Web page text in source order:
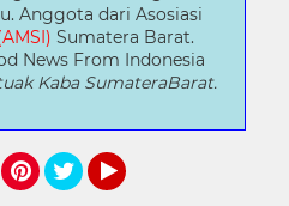
Anggota dari Asosiasi
Sumatera Barat.
News From Indonesia
Kaba SumateraBarat.